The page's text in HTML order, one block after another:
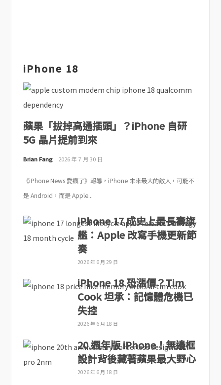
iPhone 18
蘋果「拔掉高通插頭」？iPhone 自研
5G 晶片提前到來
Brian Fang 2026 年 7 月 30 日
《iPhone News 愛瘋了》報導，iPhone 未來最大的敵人，可能不
是 Android，而是 Apple...
iPhone 17 成史上最長壽旗
艦：Apple 改寫手機更新節
奏
2026 年 6 月 29 日
iPhone 18 恐漲價？Tim
Cook 坦承：記憶體危機已
失控
2026 年 6 月 18 日
20 週年版 iPhone！無邊框
設計背後藏著蘋果最大野心
2026 年 6 月 18 日